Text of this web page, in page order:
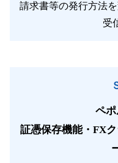
請求書等の発行方法
受
ペポ
証憑保存機能・FX